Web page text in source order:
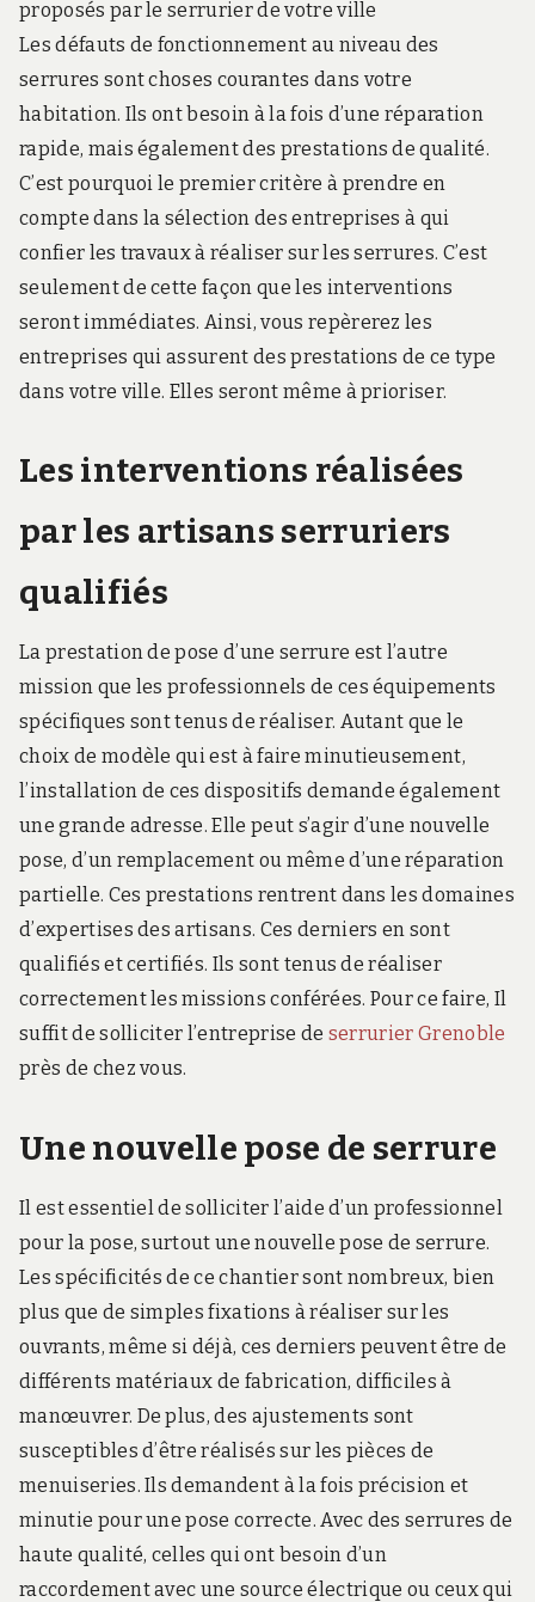
proposés par le serrurier de votre ville
Les défauts de fonctionnement au niveau des
serrures sont choses courantes dans votre
habitation. Ils ont besoin à la fois d’une réparation
rapide, mais également des prestations de qualité.
C’est pourquoi le premier critère à prendre en
compte dans la sélection des entreprises à qui
confier les travaux à réaliser sur les serrures. C’est
seulement de cette façon que les interventions
seront immédiates. Ainsi, vous repèrerez les
entreprises qui assurent des prestations de ce type
dans votre ville. Elles seront même à prioriser.
Les interventions réalisées
par les artisans serruriers
qualifiés
La prestation de pose d’une serrure est l’autre
mission que les professionnels de ces équipements
spécifiques sont tenus de réaliser. Autant que le
choix de modèle qui est à faire minutieusement,
l’installation de ces dispositifs demande également
une grande adresse. Elle peut s’agir d’une nouvelle
pose, d’un remplacement ou même d’une réparation
partielle. Ces prestations rentrent dans les domaines
d’expertises des artisans. Ces derniers en sont
qualifiés et certifiés. Ils sont tenus de réaliser
correctement les missions conférées. Pour ce faire, Il
suffit de solliciter l’entreprise de serrurier Grenoble
près de chez vous.
Une nouvelle pose de serrure
Il est essentiel de solliciter l’aide d’un professionnel
pour la pose, surtout une nouvelle pose de serrure.
Les spécificités de ce chantier sont nombreux, bien
plus que de simples fixations à réaliser sur les
ouvrants, même si déjà, ces derniers peuvent être de
différents matériaux de fabrication, difficiles à
manœuvrer. De plus, des ajustements sont
susceptibles d’être réalisés sur les pièces de
menuiseries. Ils demandent à la fois précision et
minutie pour une pose correcte. Avec des serrures de
haute qualité, celles qui ont besoin d’un
raccordement avec une source électrique ou ceux qui